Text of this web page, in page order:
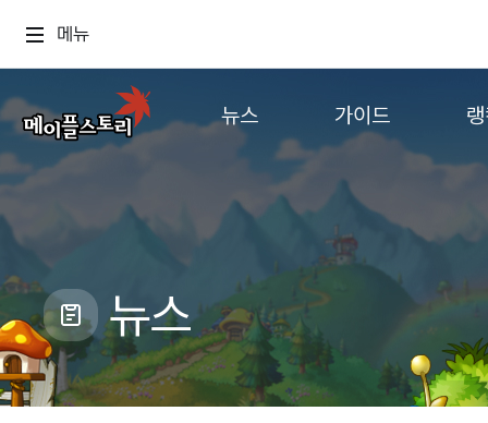
메뉴
뉴스
공지사항
업데이트
캐시샵 공지
메이플 알림판
with maple
가이드
게임정보
직업소개
확률형 아이템
NEXON NOW
뉴스